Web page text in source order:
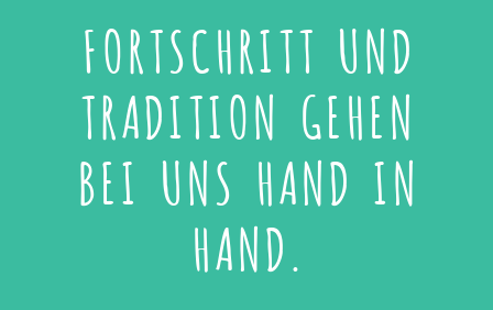
FORTSCHRITT UND
TRADITION GEHEN
BEI UNS HAND IN
HAND.